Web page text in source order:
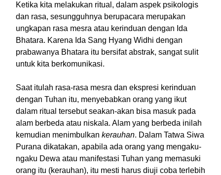
Ketika kita melakukan ritual, dalam aspek psikologis
dan rasa, sesungguhnya berupacara merupakan
ungkapan rasa mesra atau kerinduan dengan Ida
Bhatara. Karena Ida Sang Hyang Widhi dengan
prabawanya Bhatara itu bersifat abstrak, sangat sulit
untuk kita berkomunikasi.
Saat itulah rasa-rasa mesra dan ekspresi kerinduan
dengan Tuhan itu, menyebabkan orang yang ikut
dalam ritual tersebut seakan-akan bisa masuk pada
alam berbeda atau niskala. Alam yang berbeda inilah
kemudian menimbulkan kerauhan. Dalam Tatwa Siwa
Purana dikatakan, apabila ada orang yang mengaku-
ngaku Dewa atau manifestasi Tuhan yang memasuki
orang itu (kerauhan), itu mesti harus diuji coba terlebih